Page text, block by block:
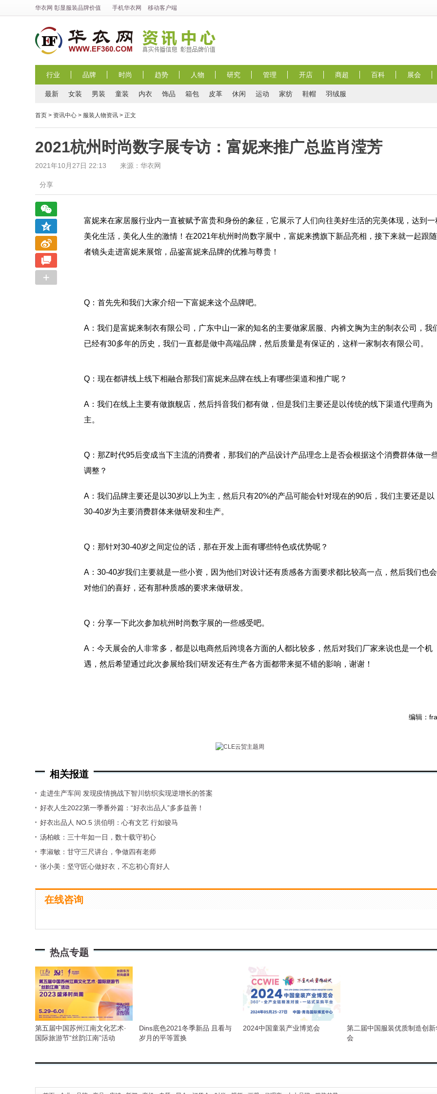
华衣网 彰显服装品牌价值 手机华衣网 移动客户端
行业 品牌 时尚 趋势 人物 研究 管理 开店 商超 百科 展会
最新 女装 男装 童装 内衣 饰品 箱包 皮革 休闲 运动 家纺 鞋帽 羽绒服
首页 > 资讯中心 > 服装人物资讯 > 正文
2021杭州时尚数字展专访：富妮来推广总监肖滢芳
2021年10月27日 22:13 来源：华衣网
分享
富妮来在家居服行业内一直被赋予富贵和身份的象征，它展示了人们向往美好生活的完美体现，达到一
美化生活，美化人生的激情！在2021年杭州时尚数字展中，富妮来携旗下新品亮相，接下来就一起跟
者镜头走进富妮来展馆，品鉴富妮来品牌的优雅与尊贵！
Q：首先先和我们大家介绍一下富妮来这个品牌吧。
A：我们是富妮来制衣有限公司，广东中山一家的知名的主要做家居服、内裤文胸为主的制衣公司，我
已经有30多年的历史，我们一直都是做中高端品牌，然后质量是有保证的，这样一家制衣有限公司。
Q：现在都讲线上线下相融合那我们富妮来品牌在线上有哪些渠道和推广呢？
A：我们在线上主要有做旗舰店，然后抖音我们都有做，但是我们主要还是以传统的线下渠道代理商为
主。
Q：那Z时代95后变成当下主流的消费者，那我们的产品设计产品理念上是否会根据这个消费群体做一
调整？
A：我们品牌主要还是以30岁以上为主，然后只有20%的产品可能会针对现在的90后，我们主要还是以
30-40岁为主要消费群体来做研发和生产。
Q：那针对30-40岁之间定位的话，那在开发上面有哪些特色或优势呢？
A：30-40岁我们主要就是一些小资，因为他们对设计还有质感各方面要求都比较高一点，然后我们也
对他们的喜好，还有那种质感的要求来做研发。
Q：分享一下此次参加杭州时尚数字展的一些感受吧。
A：今天展会的人非常多，都是以电商然后跨境各方面的人都比较多，然后对我们厂家来说也是一个机
遇，然后希望通过此次参展给我们研发还有生产各方面都带来挺不错的影响，谢谢！
编辑：
相关报道
走进生产车间 发现疫情挑战下智川纺织实现逆增长的答案
好衣人生2022第一季番外篇：“好衣出品人”多多益善！
好衣出品人 NO.5 洪伯明：心有文艺 行如骏马
汤柏岐：三十年如一日，数十载守初心
李淑敏：甘守三尺讲台，争做四有老师
张小美：坚守匠心做好衣，不忘初心育好人
在线咨询
热点专题
第五届中国苏州江南文化艺术·
国际旅游节“丝韵江南”活动
Dins底色2021冬季新品 且看与
岁月的平等置换
2024中国童装产业博览会
第二届中国服装优质制造创新
会